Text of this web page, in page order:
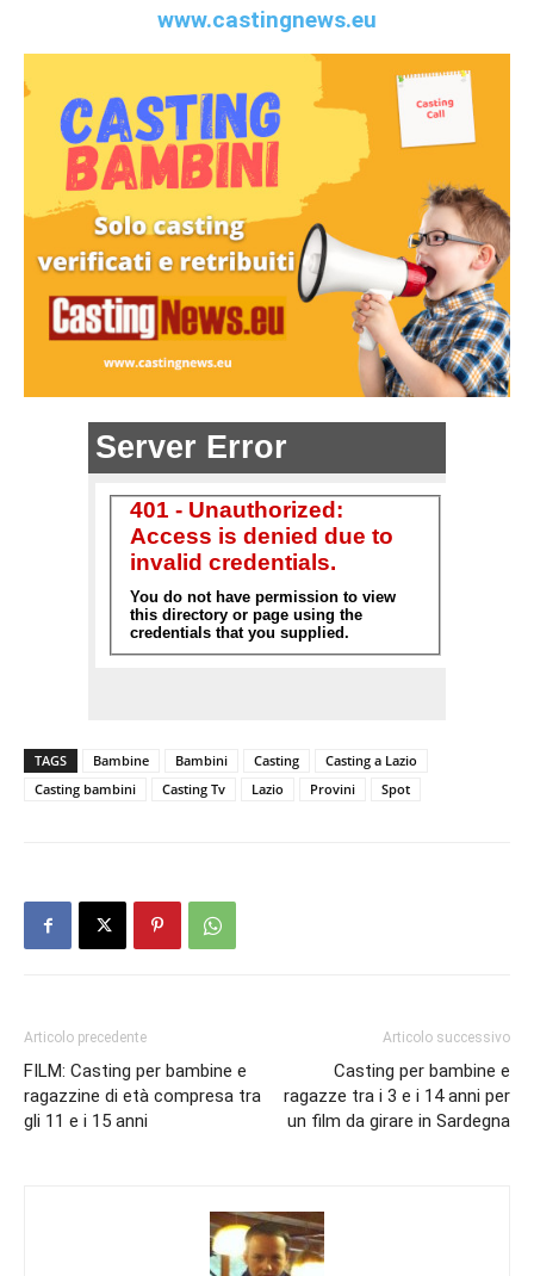
www.castingnews.eu
TAGS Bambine Bambini Casting
Casting a Lazio
Casting bambini
Casting Tv Lazio Provini Spot
Articolo precedente
FILM: Casting per bambine e
ragazzine di età compresa tra
gli 11 e i 15 anni
Articolo successivo
Casting per bambine e
ragazze tra i 3 e i 14 anni per
un film da girare in Sardegna